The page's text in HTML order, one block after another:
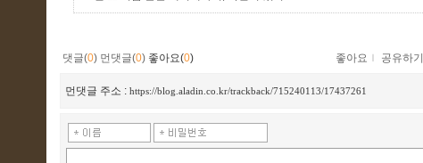
댓글(0) 먼댓글(0) 좋아요(0) 좋아요 ｌ 공유하기
먼댓글 주소 : https://blog.aladin.co.kr/trackback/715240113/17437261